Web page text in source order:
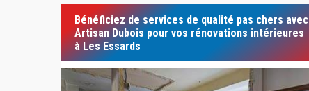
Bénéficiez de services de qualité pas chers avec
Artisan Dubois pour vos rénovations intérieures
à Les Essards